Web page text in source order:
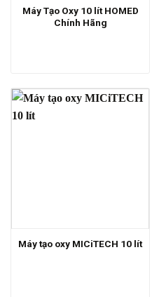
Máy Tạo Oxy 10 lít HOMED
Chính Hãng
Máy tạo oxy MICiTECH 10 lít